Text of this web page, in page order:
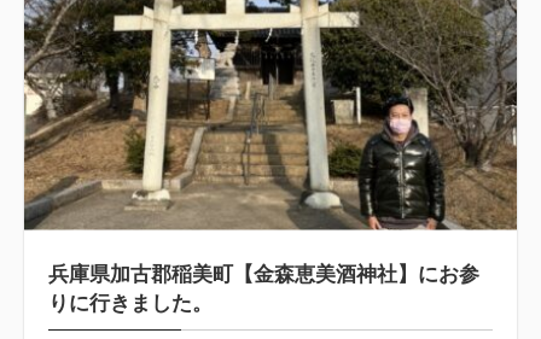
兵庫県加古郡稲美町【金森恵美酒神社】にお参
りに行きました。